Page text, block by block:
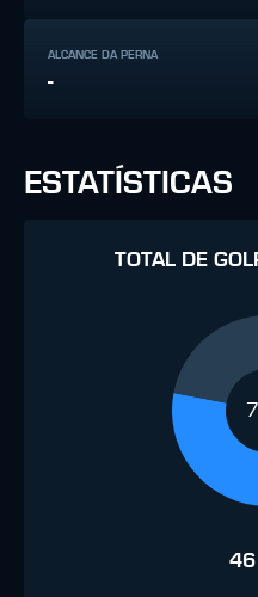
ALCANCE DA PERNA
-
ESTATÍSTICAS
TOTAL DE
46